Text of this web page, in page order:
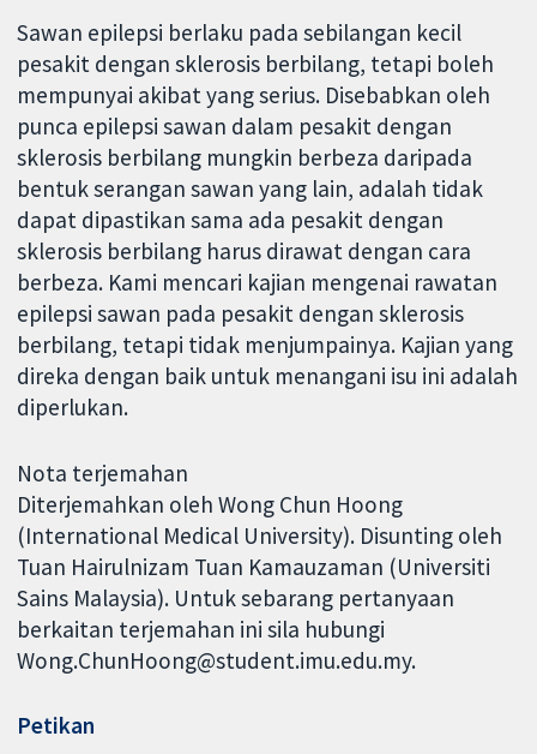
Sawan epilepsi berlaku pada sebilangan kecil
pesakit dengan sklerosis berbilang, tetapi boleh
mempunyai akibat yang serius. Disebabkan oleh
punca epilepsi sawan dalam pesakit dengan
sklerosis berbilang mungkin berbeza daripada
bentuk serangan sawan yang lain, adalah tidak
dapat dipastikan sama ada pesakit dengan
sklerosis berbilang harus dirawat dengan cara
berbeza. Kami mencari kajian mengenai rawatan
epilepsi sawan pada pesakit dengan sklerosis
berbilang, tetapi tidak menjumpainya. Kajian yang
direka dengan baik untuk menangani isu ini adalah
diperlukan.
Nota terjemahan
Diterjemahkan oleh Wong Chun Hoong
(International Medical University). Disunting oleh
Tuan Hairulnizam Tuan Kamauzaman (Universiti
Sains Malaysia). Untuk sebarang pertanyaan
berkaitan terjemahan ini sila hubungi
Wong.ChunHoong@student.imu.edu.my.
Petikan